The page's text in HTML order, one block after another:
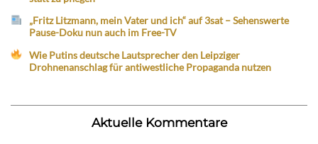
„Fritz Litzmann, mein Vater und ich“ auf 3sat – Sehenswerte
Pause-Doku nun auch im Free-TV
Wie Putins deutsche Lautsprecher den Leipziger
Drohnenanschlag für antiwestliche Propaganda nutzen
Aktuelle Kommentare